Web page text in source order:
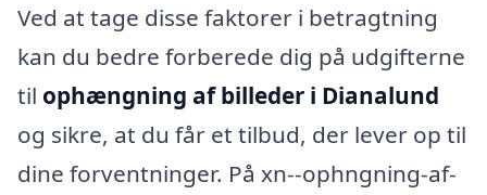
Ved at tage disse faktorer i betragtning
kan du bedre forberede dig på udgifterne
til ophængning af billeder i Dianalund
og sikre, at du får et tilbud, der lever op til
dine forventninger. På xn--ophngning-af-